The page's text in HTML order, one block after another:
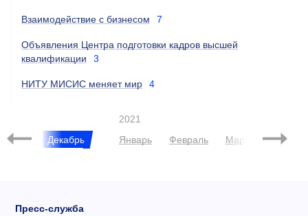
Взаимодействие с бизнесом 7
Объявления Центра подготовки кадров высшей
квалификации
3
НИТУ МИСИС меняет мир 4
Декабрь
2021
Январь
Февраль Март Апрель
Пресс-служба